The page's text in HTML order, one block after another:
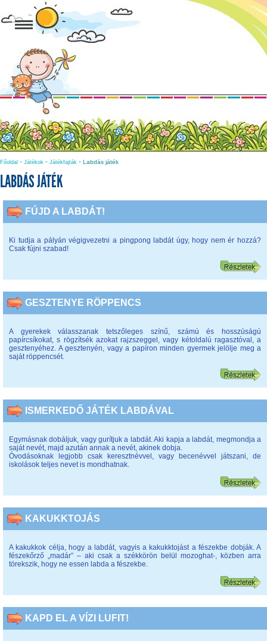
Főoldal - Játékok - Játékfajták - Labdás játék
LABDÁS JÁTÉK
FÚJD A LABDÁT!
Ki tudja a pályán végigvezetni a pingpong labdát úgy, hogy nem ér hozzá?
Csak fújni szabad!
GESZTENYE RÖPPENCS
A gyerekek válasszanak tetszőleges színű, számú és hosszúságú
papírcsíkokat, s rögzítsék azokat rajzszeggel, vagy kétoldalú ragasztóval, a
gesztenyéhez. A gesztenyén, vagy a papíron minden gyermek jelölje meg a
saját röppencsét.
ISMERKEDŐ JÁTÉK LABDÁVAL
Egymásnak dobáljuk, vagy gurítjuk a labdát. Aki kapja a labdát, megmondja a
saját nevét, majd azután annak a nevét, akinek dobja.
Óvodásoknak legjobb csak keresztnévvel, vagy becenévvel játszani, de
iskolások teljes nevet is mondhatnak.
KAKUKKTOJÁS
A kakukkok célja, hogy a labdát, vagyis a kakukktojást a fészekbe dobják. A
fészekőrző „madár” – aki csak a székkörön belül mozoghat-, közben arra
törekszik, hogy ne essen labda a fészekbe.
KAPD EL A VÍZI LUFIT!